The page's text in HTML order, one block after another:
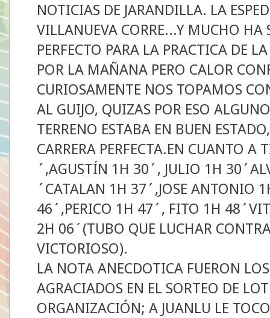
NOTICIAS DE JARANDILLA. LA
VILLANUEVA CORRE...Y MUCHO
PERFECTO PARA LA PRACTICA DE
POR LA MAÑANA PERO CALOR
CURIOSAMENTE NOS TOPAMOS
AL GUIJO, QUIZAS POR ESO
TERRENO ESTABA EN BUEN
CARRERA PERFECTA.EN CUANTO A
´,AGUSTÍN 1H 30´, JULIO 1H
´CATALAN 1H 37´,JOSE ANTONIO
46´,PERICO 1H 47´, FITO 1H
2H 06´(TUBO QUE LUCHAR
VICTORIOSO).
LA NOTA ANECDOTICA FUERON
AGRACIADOS EN EL SORTEO DE
ORGANIZACIÓN; A JUANLU LE